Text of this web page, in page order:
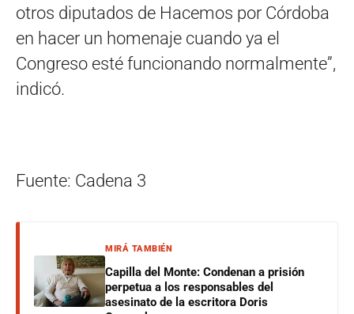
otros diputados de Hacemos por Córdoba
en hacer un homenaje cuando ya el
Congreso esté funcionando normalmente”,
indicó.
Fuente: Cadena 3
MIRÁ TAMBIÉN
Capilla del Monte: Condenan a prisión
perpetua a los responsables del
asesinato de la escritora Doris